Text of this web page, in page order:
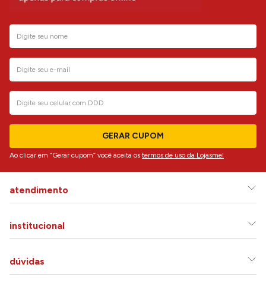
GERAR CUPOM
Ao clicar em “Gerar cupom” você aceita os termos de uso da Lojasmel
atendimento
institucional
dúvidas